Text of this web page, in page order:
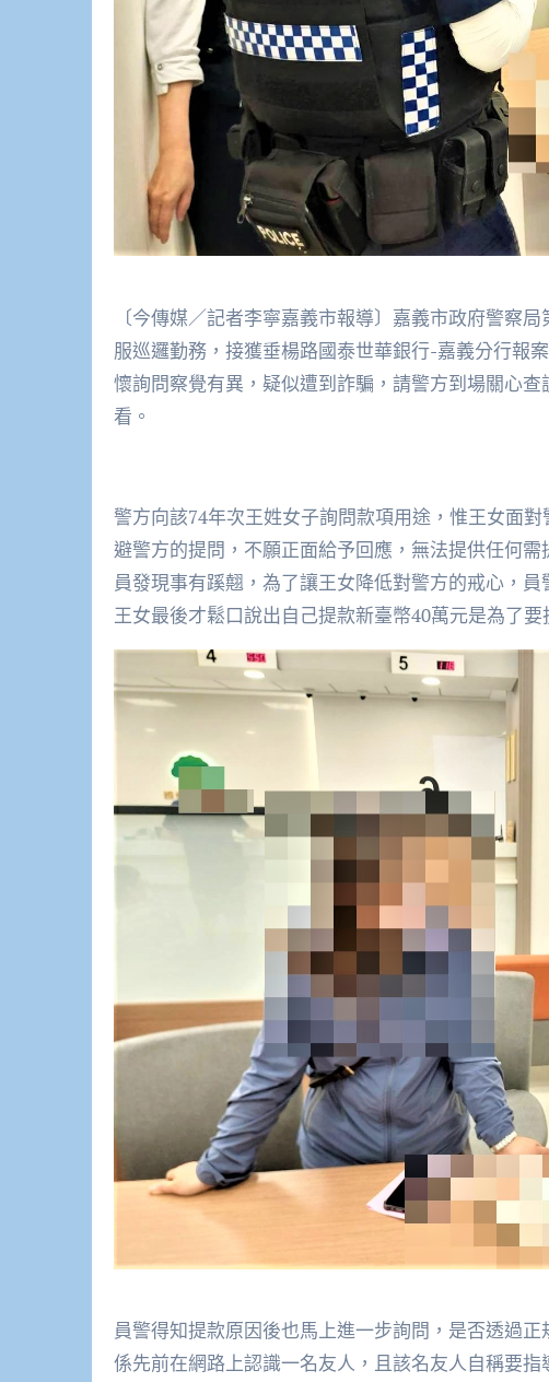
〔今傳媒／記者李寧嘉義市報導〕嘉義市政府警察
服巡邏勤務，接獲垂楊路國泰世華銀行-嘉義分行報
懷詢問察覺有異，疑似遭到詐騙，請警方到場關心
看。
警方向該74年次王姓女子詢問款項用途，惟王女面
避警方的提問，不願正面給予回應，無法提供任何
員發現事有蹊翹，為了讓王女降低對警方的戒心，
王女最後才鬆口說出自己提款新臺幣40萬元是為了要
員警得知提款原因後也馬上進一步詢問，是否透過
係先前在網路上認識一名友人，且該名友人自稱要